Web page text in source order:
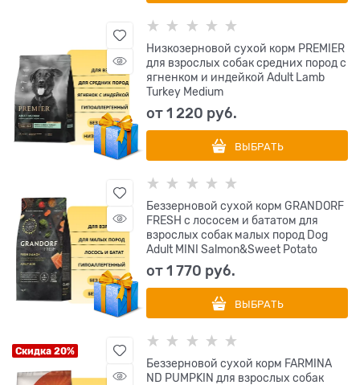
Низкозерновой сухой корм PREMIER
для взрослых собак средних пород с
ягненком и индейкой Adult Lamb
Turkey Medium
от1 220 руб.
ВЫБРАТЬ
Беззерновой сухой корм GRANDORF
FRESH с лососем и бататом для
взрослых собак малых пород Dog
Adult MINI Salmon&Sweet Potato
от1 770 руб.
ВЫБРАТЬ
Скидка 20%
Беззерновой cухой корм FARMINA
ND PUMPKIN для взрослых собак